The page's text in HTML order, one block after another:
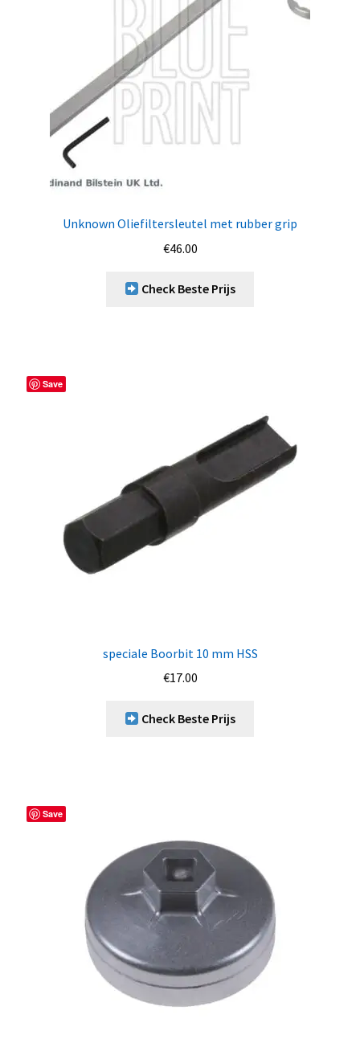
Unknown Oliefiltersleutel met rubber grip
€46.00
Check Beste Prijs
Save
speciale Boorbit 10 mm HSS
€17.00
Check Beste Prijs
Save